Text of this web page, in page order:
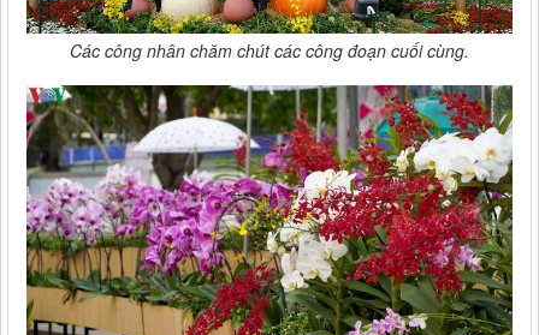
Các công nhân chăm chút các công đoạn cuối cùng.